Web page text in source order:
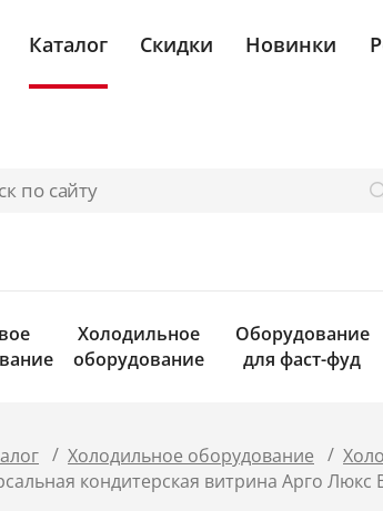
Каталог Скидки Новинки
Холодильное
оборудование
Оборудование
для фаст-фуд
/ Холодильное оборудование /
кондитерская витрина Арго